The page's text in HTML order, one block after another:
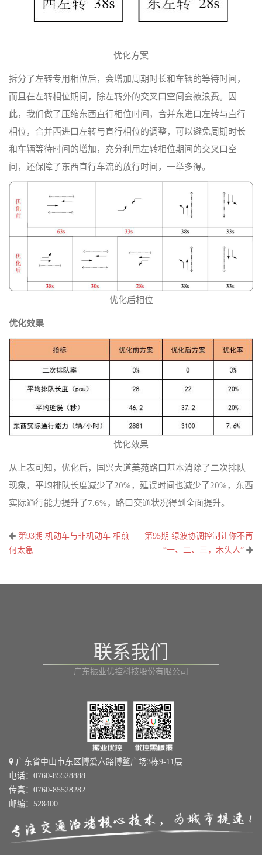
优化方案
拆分了左转专用相位后，会增加周期时长和车辆的等待时间，
而且在左转相位期间，除左转外的交叉口空间会被浪费。因
此，我们做了压缩东西直行相位时间，合并东进口左转与直行
相位，合并西进口左转与直行相位的调整，可以避免周期时长
和车辆等待时间的增加，充分利用左转相位期间的交叉口空
间，还保障了东西直行车流的放行时间，一举多得。
优化后相位
优化效果
优化效果
从上表可知，优化后，国兴大道美苑路口基本消除了二次排队
现象，平均排队长度减少了20%，延误时间也减少了20%，东西
实际通行能力提升了7.6%，路口交通状况得到全面提升。
文
章
航
第93期 机动车与非机动车 相煎
何太急
第95期 绿波协调控制让你不再
“一、二、三，木头人”
联系我们
广东振业优控科技股份有限公司
广东省中山市东区博爱六路博鳌广场3栋9-11层
电话：0760-85528888
传真：0760-85528282
邮编：528400